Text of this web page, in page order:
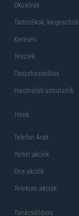
Okosórák
Tartozékok, kiegeszítők
Keresés
Tesztek
Összehasonlítás
Használati útmutatók
Hirek
Telefon Árak
Yettel akciók
One akciók
Telekom akciók
Tanácsdóguru